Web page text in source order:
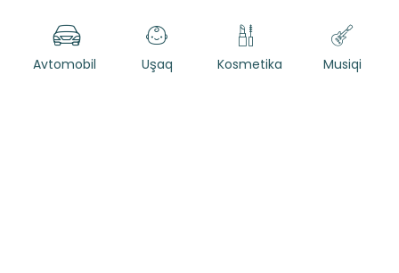
Avtomobil Uşaq Kosmetika Musiqi